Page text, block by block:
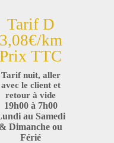
Tarif D
3,08€/km
Prix TTC
Tarif nuit, aller
avec le client et
retour à vide
19h00 à 7h00
au Samedi
& Dimanche ou
Férié